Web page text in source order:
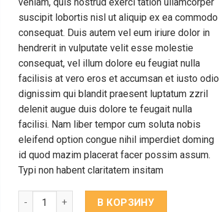
suscipit lobortis nisl ut aliquip ex ea commodo
consequat. Duis autem vel eum iriure dolor in
hendrerit in vulputate velit esse molestie
consequat, vel illum dolore eu feugiat nulla
facilisis at vero eros et accumsan et iusto odio
dignissim qui blandit praesent luptatum zzril
delenit augue duis dolore te feugait nulla
facilisi. Nam liber tempor cum soluta nobis
eleifend option congue nihil imperdiet doming
id quod mazim placerat facer possim assum.
Typi non habent claritatem insitam
Количество Yoga CourseВ КОРЗИНУ